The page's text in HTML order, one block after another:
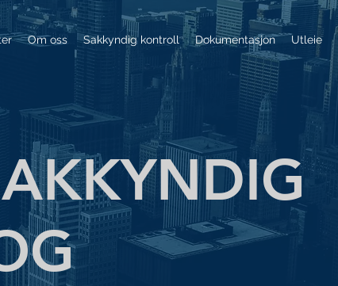
Om oss Sakkyndig kontroll Dokumentasjon Utleie